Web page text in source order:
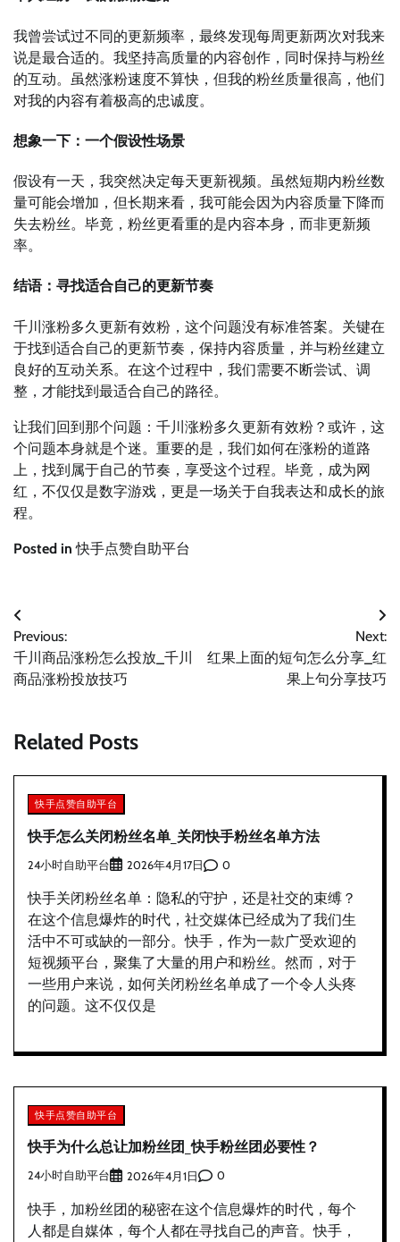
我曾尝试过不同的更新频率，最终发现每周更新两次对我来
说是最合适的。我坚持高质量的内容创作，同时保持与粉丝
的互动。虽然涨粉速度不算快，但我的粉丝质量很高，他们
对我的内容有着极高的忠诚度。
想象一下：一个假设性场景
假设有一天，我突然决定每天更新视频。虽然短期内粉丝数
量可能会增加，但长期来看，我可能会因为内容质量下降而
失去粉丝。毕竟，粉丝更看重的是内容本身，而非更新频
率。
结语：寻找适合自己的更新节奏
千川涨粉多久更新有效粉，这个问题没有标准答案。关键在
于找到适合自己的更新节奏，保持内容质量，并与粉丝建立
良好的互动关系。在这个过程中，我们需要不断尝试、调
整，才能找到最适合自己的路径。
让我们回到那个问题：千川涨粉多久更新有效粉？或许，这
个问题本身就是个迷。重要的是，我们如何在涨粉的道路
上，找到属于自己的节奏，享受这个过程。毕竟，成为网
红，不仅仅是数字游戏，更是一场关于自我表达和成长的旅
程。
Posted in快手点赞自助平台
文
章
导
Previous:
千川商品涨粉怎么投放_千川
商品涨粉投放技巧
Next:
红果上面的短句怎么分享_红
果上句分享技巧
Related Posts
快手点赞自助平台
快手怎么关闭粉丝名单_关闭快手粉丝名单方法
24小时自助平台 2026年4月17日 0
快手关闭粉丝名单：隐私的守护，还是社交的束缚？
在这个信息爆炸的时代，社交媒体已经成为了我们生
活中不可或缺的一部分。快手，作为一款广受欢迎的
短视频平台，聚集了大量的用户和粉丝。然而，对于
一些用户来说，如何关闭粉丝名单成了一个令人头疼
的问题。这不仅仅是
快手点赞自助平台
快手为什么总让加粉丝团_快手粉丝团必要性？
24小时自助平台 2026年4月1日 0
快手，加粉丝团的秘密在这个信息爆炸的时代，每个
人都是自媒体，每个人都在寻找自己的声音。快手，